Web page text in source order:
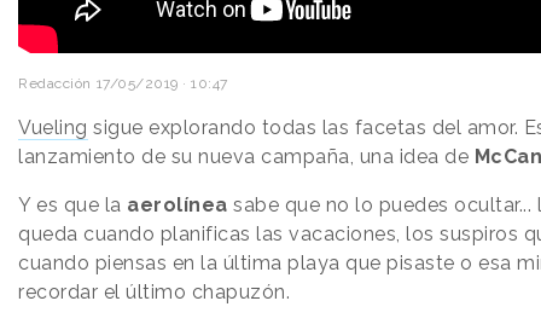
Redacción 17/05/2019 · 10:47
Vueling sigue explorando todas las facetas del amor.
lanzamiento de su nueva campaña, una idea de
Y es que la aerolínea sabe que no lo puedes ocultar...
queda cuando planificas las vacaciones, los suspiros
cuando piensas en la última playa que pisaste o esa
recordar el último chapuzón.